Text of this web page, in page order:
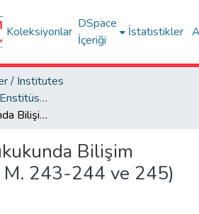
Koleksiyonlar
DSpace
İçeriği
İstatistikler
/ Institutes
Lisansüstü Eğitim Enstitüsü Tez Koleksiyonu
Türk Ceza Hukukunda Bilişim Suçları (TCK. M. 243-244 ve 245)
Bilişim
M. 243-244 ve 245)